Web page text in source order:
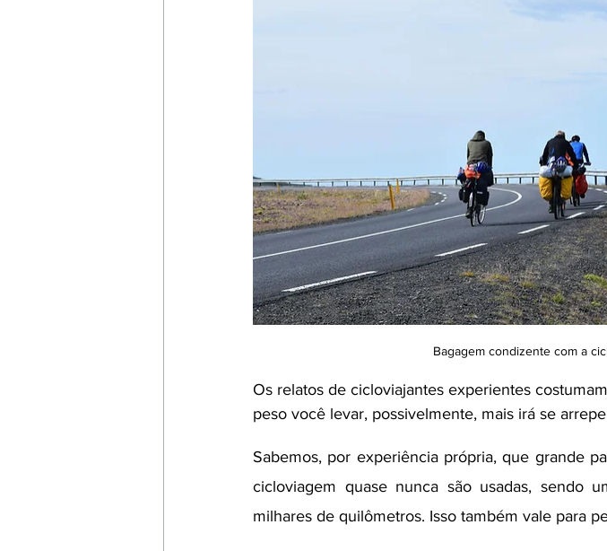
Bagagem condizente com a
Os relatos de cicloviajantes experientes
peso você levar, possivelmente, mais irá se
Sabemos, por experiência própria, que grande
cicloviagem quase nunca são usadas, sendo
milhares de quilômetros. Isso também vale para